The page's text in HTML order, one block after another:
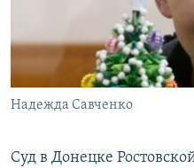
ПОБЕДИТЕЛЕЙ НЕ СУДЯТ?
КРЫМ.НЕПОКОРЕННЫЙ
ELIFBE
УКРАИНСКАЯ ПРОБЛЕМА КРЫМА
ПРИСОЕДИНЯЙТЕСЬ!
Надежда Савченко
Суд в Донецке